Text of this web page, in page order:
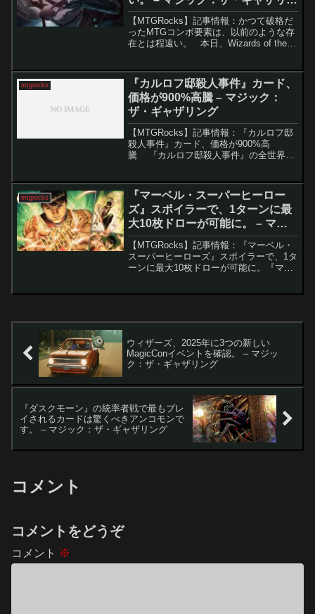
グ
【MTGRocks】記事情報：かつて破格だ
ったMTGコンボ要素は、以前のような存
在とは程遠い。 本日、Wizards of the
指輪」と「色めき立つ猛竜」の...
mtgrocks
『カルロフ邸殺人事件』カード、
価格が900%高騰 – マジック：
ザ・ギャザリング
【MTGRocks】記事情報：『カルロフ邸
殺人事件』カード、価格が900%高
騰 『カルロフ邸殺人事件』の全世界リ
すでに1週間ほど市場に出回っています。
その短い期...
mtgrocks
『マーベル・スーパーヒーロー
ズ』スポイラーで、1ターンに最
大10枚ドローが可能に。 – マジ
ック：ザ・ギャザリング
【MTGRocks】記事情報：『マーベル・
スーパーヒーローズ』スポイラーで、1タ
ーンに最大10枚ドローが可能に。『マー
ウィザーズ、2025年に3つの新しい
MagicConイベントを確認。 – マジッ
ク：ザ・ギャザリング
『ダスクモーン』の統率者戦で最もプレ
イされるカードは驚くべきアンコモンで
す。 – マジック：ザ・ギャザリング
コメント
コメントをどうぞ
コメント ※